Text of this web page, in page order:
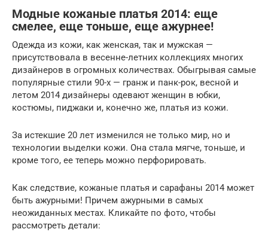
Модные кожаные платья 2014: еще
смелее, еще тоньше, еще ажурнее!
Одежда из кожи, как женская, так и мужская —
присутствовала в весенне-летних коллекциях многих
дизайнеров в огромных количествах. Обыгрывая самые
популярные стили 90-х — гранж и панк-рок, весной и
летом 2014 дизайнеры одевают женщин в юбки,
костюмы, пиджаки и, конечно же, платья из кожи.
За истекшие 20 лет изменился не только мир, но и
технологии выделки кожи. Она стала мягче, тоньше, и
кроме того, ее теперь можно перфорировать.
Как следствие, кожаные платья и сарафаны 2014 может
быть ажурными! Причем ажурными в самых
неожиданных местах. Кликайте по фото, чтобы
рассмотреть детали: